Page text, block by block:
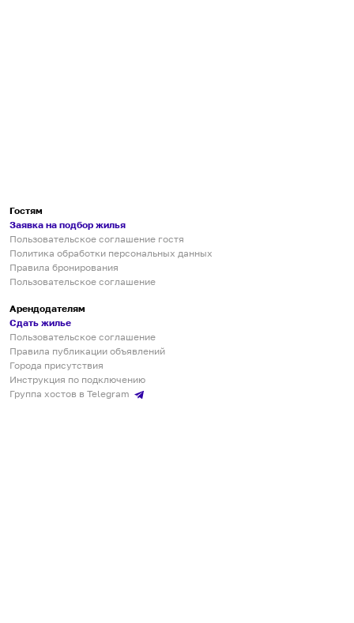
Гостям
Заявка на подбор жилья
Пользовательское соглашение гостя
Политика обработки персональных данных
Правила бронирования
Пользовательское соглашение
Арендодателям
Сдать жилье
Пользовательское соглашение
Правила публикации объявлений
Города присутствия
Инструкция по подключению
Группа хостов в Telegram